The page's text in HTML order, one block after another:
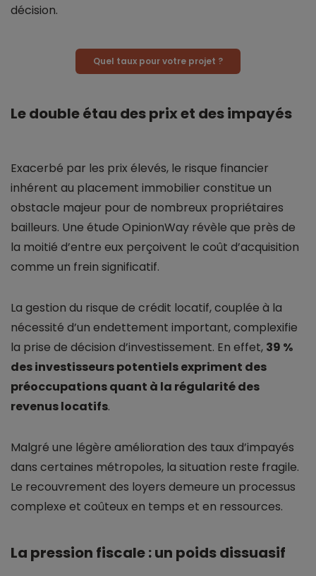
décision.
Quel taux pour votre projet ?
Le double étau des prix et des impayés
Exacerbé par les prix élevés, le risque financier
inhérent au placement immobilier constitue un
obstacle majeur pour de nombreux propriétaires
bailleurs. Une étude OpinionWay révèle que près de
la moitié d’entre eux perçoivent le coût d’acquisition
comme un frein significatif.
La gestion du risque de crédit locatif, couplée à la
nécessité d’un endettement important, complexifie
la prise de décision d’investissement. En effet, 39 %
des investisseurs potentiels expriment des
préoccupations quant à la régularité des
revenus locatifs.
Malgré une légère amélioration des taux d’impayés
dans certaines métropoles, la situation reste fragile.
Le recouvrement des loyers demeure un processus
complexe et coûteux en temps et en ressources.
La pression fiscale : un poids dissuasif